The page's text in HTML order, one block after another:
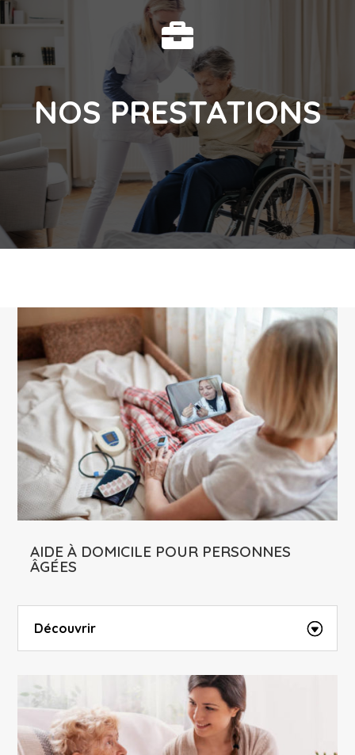

NOS PRESTATIONS
AIDE À DOMICILE POUR PERSONNES
ÂGÉES
Découvrir